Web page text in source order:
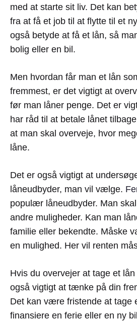
med at starte sit liv. Det kan
fra at få et job til at flytte til et
også betyde at få et lån, så
bolig eller en bil.
Men hvordan får man et ån
fremmest, er det vigtigt at over
før man åner penge. Det er
har råd til at betale lånet
at man skal overveje, hvor
låne.
Det er også vigtigt at
låneudbyder, man vil vælge.
populær låneudbyder. Man
andre muligheder. Kan man
familie eller bekendte. Måske
en mulighed. Her vil renten
Hvis du overvejer at tage et
også vigtigt at tænke på din
Det kan være fristende at tage
finansiere en ferie eller en ny